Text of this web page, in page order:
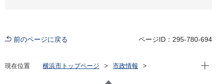
前のページに戻る ページID：295-780-694
現在位置 横浜市トップページ
市政情報
現在